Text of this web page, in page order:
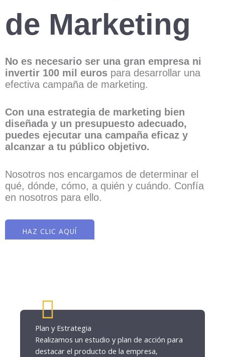
de Marketing
No es necesario ser una gran empresa ni
invertir 100 mil euros para desarrollar una
efectiva campaña de marketing.
Con una estrategia de marketing bien
diseñada y un presupuesto adecuado,
puedes ejecutar una campaña eficaz y
alcanzar a tu público objetivo.
Nosotros nos encargamos de determinar el
qué, dónde, cómo, a quién y cuándo. Confía
en nosotros para ello.
HAZ CLIC AQUÍ
Plan y Estrategia
Realizamos un estudio y plan de acción para
destacar el producto de la empresa,